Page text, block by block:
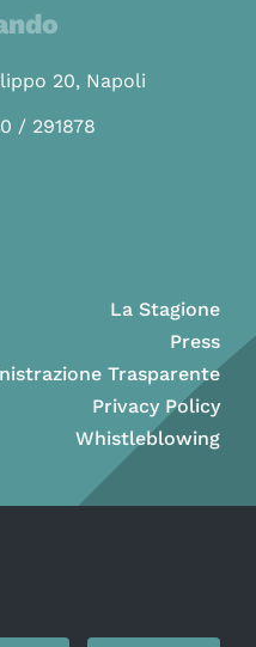
20, Napoli
/ 291878
La Stagione
Press
Trasparente
Privacy Policy
Whistleblowing